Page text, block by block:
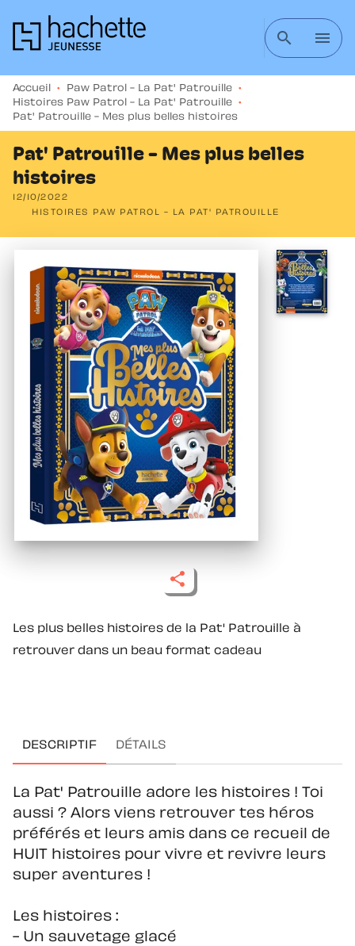
MENU RECHERCHE CONTENU
search menu
Accueil • Paw Patrol - La Pat' Patrouille
•
Histoires Paw Patrol - La Pat' Patrouille
•
Pat' Patrouille - Mes plus belles histoires
Pat' Patrouille - Mes plus belles
histoires
12/10/2022
HISTOIRES PAW PATROL - LA PAT' PATROUILLE
Les plus belles histoires de la Pat' Patrouille à
retrouver dans un beau format cadeau
DESCRIPTIF DÉTAILS
La Pat' Patrouille adore les histoires ! Toi
aussi ? Alors viens retrouver tes héros
préférés et leurs amis dans ce recueil de
HUIT histoires pour vivre et revivre leurs
super aventures !
Les histoires :
- Un sauvetage glacé